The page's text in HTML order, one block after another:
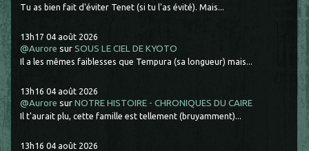
Tu as bien fait d'éviter Tenet (si tu l'as évité). Mais...
13h17 04 août 2026
@Aurore surSOUS LE CIEL DE KYOTO
Il a les mêmes faiblesses que Tempura (sa longueur) mais...
13h16 04 août 2026
@Aurore surNOTRE HISTOIRE - CHRONIQUES DU CAIRE
Il t'aurait plu, cette famille est tellement (bruyamment)...
13h16 04 août 2026